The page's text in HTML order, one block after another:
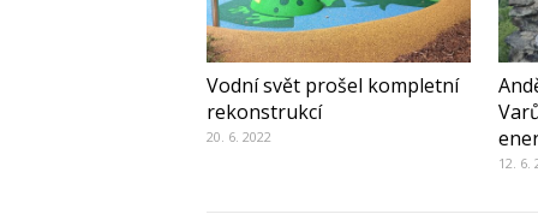
Vodní svět prošel kompletní
rekonstrukcí
20. 6. 2022
12. 6.